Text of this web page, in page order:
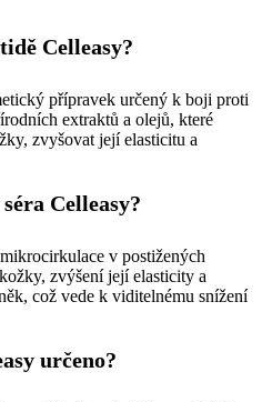
Celleasy?
přípravek určený k boji proti
extraktů a olejů, které
zvyšovat její elasticitu a
Celleasy?
v postižených
zvýšení její elasticity a
což vede k viditelnému snížení
určeno?